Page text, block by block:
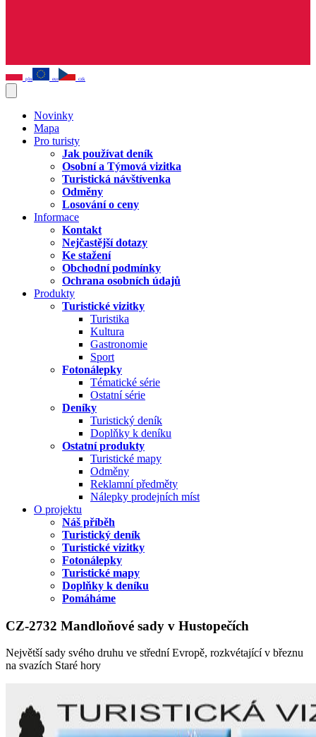
pln eur czk
Novinky
Mapa
Pro turisty
Jak používat deník
Osobní a Týmová vizitka
Turistická návštívenka
Odměny
Losování o ceny
Informace
Kontakt
Nejčastější dotazy
Ke stažení
Obchodní podmínky
Ochrana osobních údajů
Produkty
Turistické vizitky
Turistika
Kultura
Gastronomie
Sport
Fotonálepky
Tématické série
Ostatní série
Deníky
Turistický deník
Doplňky k deníku
Ostatní produkty
Turistické mapy
Odměny
Reklamní předměty
Nálepky prodejních míst
O projektu
Náš příběh
Turistický deník
Turistické vizitky
Fotonálepky
Turistické mapy
Doplňky k deníku
Pomáháme
CZ-2732 Mandloňové sady v Hustopečích
Největší sady svého druhu ve střední Evropě, rozkvétající v březnu
na svazích Staré hory